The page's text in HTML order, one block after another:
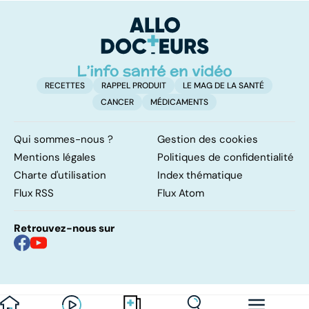
d'angine ?
RECETTES RAPPEL PRODUIT
LE MAG DE LA SANTÉ
CANCER
MÉDICAMENTS
Qui sommes-nous ?
Gestion des cookies
Mentions légales
Politiques de confidentialité
Charte d'utilisation
Index thématique
Flux RSS
Flux Atom
Retrouvez-nous sur